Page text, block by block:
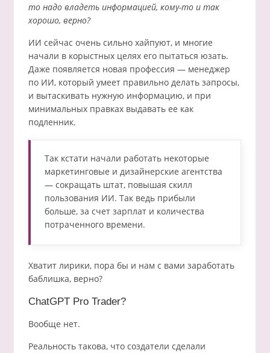
то надо владеть информацией, кому-то и так
хорошо, верно?
ИИ сейчас очень сильно хайпуют, и многие
начали в корыстных целях его пытаться юзать.
Даже появляется новая профессия — менеджер
по ИИ, который умеет правильно делать запросы,
и вытаскивать нужную информацию, и при
минимальных правках выдавать ее как
подленник.
Так кстати начали работать некоторые
маркетинговые и дизайнерские агентства
— сокращать штат, повышая скилл
пользования ИИ. Так ведь прибыли
больше, за счет зарплат и количества
потраченного времени.
Хватит лирики, пора бы и нам с вами заработать
баблишка, верно?
ChatGPT Pro Trader?
Вообще нет.
Реальность такова, что создатели сделали